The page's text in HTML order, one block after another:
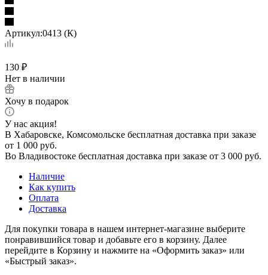
Артикул:0413 (К)
130 ₽
Нет в наличии
Хочу в подарок
У нас акция!
В Хабаровске, Комсомольске бесплатная доставка при заказе
от 1 000 руб.
Во Владивостоке бесплатная доставка при заказе от 3 000 руб.
Наличие
Как купить
Оплата
Доставка
Для покупки товара в нашем интернет-магазине выберите
понравившийся товар и добавьте его в корзину. Далее
перейдите в Корзину и нажмите на «Оформить заказ» или
«Быстрый заказ».